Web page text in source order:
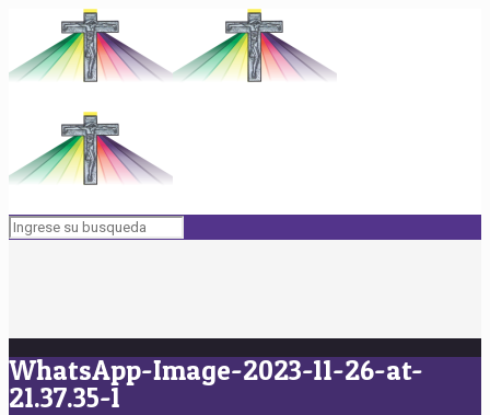
WhatsApp-Image-2023-11-26-at-
21.37.35-1